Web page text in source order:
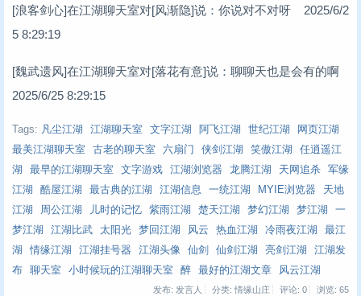
[浪客剑心]在江湖聊天室对[风渐隐]说：你说对不对呀 2025/6/2
5 8:29:19
[魏武遗风]在江湖聊天室对[落花有意]说：聊聊天也是会有的啊
2025/6/25 8:29:15
Tags: 凡尘江湖 江湖聊天室 文字江湖 阿飞江湖 世纪江湖
网页江湖
最美江湖聊天室
古老的聊天室 六扇门 侠剑江湖 笑傲江湖
任逍遥江
湖
最早的江湖聊天室 文字游戏 江湖浏览器 龙腾江湖 天网追杀
军缘
江湖
酷屋江湖 最古典的江湖 江湖信息 一统江湖 MYIE浏览器
天地
江湖
周公江湖 儿时的记忆 紫雨江湖 楚天江湖 梦幻江湖 梦江湖
一
梦江湖
江湖比武 太阳光 梦回江湖 风云 热血江湖 冷雨夜江湖
最江
湖
情缘江湖 江湖挂号器 江湖头像 仙剑 仙剑江湖 亮剑江湖
江湖发
布
聊天室 小时候玩的江湖聊天室 醉 最好的江湖文章 风云江湖
发布: 发言人 分类: 情缘山庄 评论: 0 浏览: 65